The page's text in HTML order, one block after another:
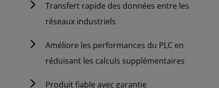
Transfert rapide des données entre les
réseaux industriels
Améliore les performances du PLC en
réduisant les calculs supplémentaires
Produit fiable avec garantie